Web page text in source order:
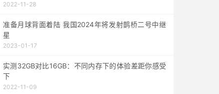
2022-11-28
准备月球背面着陆 我国2024年将发射鹊桥二号中继
星
2023-01-17
实测32GB对比16GB：不同内存下的体验差距你感受
下
2022-11-09